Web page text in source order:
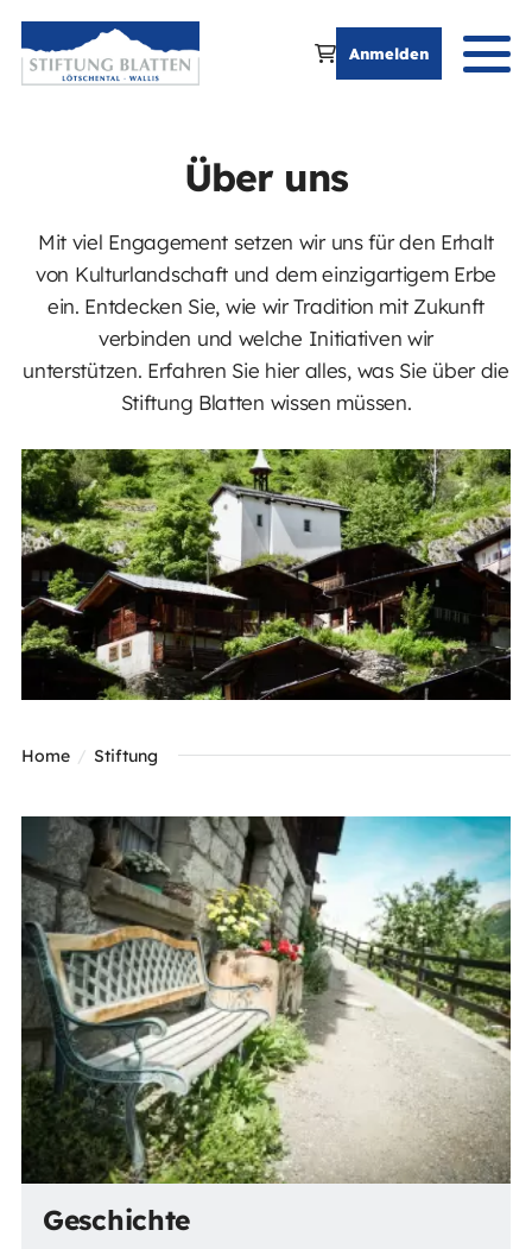
Anmelden
Home Stiftung
Über uns
Mit viel Engagement setzen wir uns für den Erhalt
von Kulturlandschaft und dem einzigartigem Erbe
ein. Entdecken Sie, wie wir Tradition mit Zukunft
verbinden und welche Initiativen wir
unterstützen. Erfahren Sie hier alles, was Sie über die
Stiftung Blatten wissen müssen.
Geschichte